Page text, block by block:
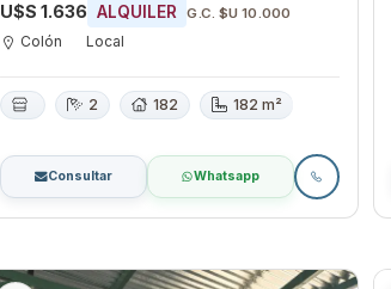
U$S 1.636 ALQUILER G.C. $U 10.000
Colón Local
2 182 182 m²
Consultar Whatsapp